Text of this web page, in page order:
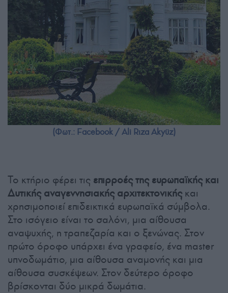
(Φωτ.: Facebook / Ali Rıza Akyüz)
Το κτήριο φέρει τις επιρροές της ευρωπαϊκής και
Δυτικής αναγεννησιακής αρχιτεκτονικήςκαι
χρησιμοποιεί επιδεικτικά ευρωπαϊκά σύμβολα.
Στο ισόγειο είναι το σαλόνι, μια αίθουσα
αναψυχής, η τραπεζαρία και ο ξενώνας. Στον
πρώτο όροφο υπάρχει ένα γραφείο, ένα master
υπνοδωμάτιο, μια αίθουσα αναμονής και μια
αίθουσα συσκέψεων. Στον δεύτερο όροφο
βρίσκονται δύο μικρά δωμάτια.